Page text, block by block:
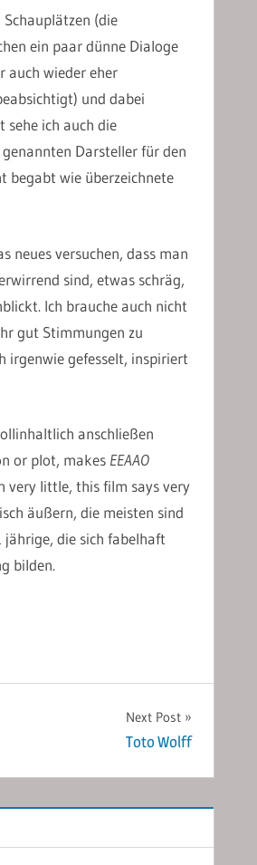
(die
ein paar dünne Dialoge
auch wieder eher
und dabei
ich auch die
Darsteller für den
begabt wie überzeichnete
neues versuchen, dass man
sind, etwas schräg,
Ich brauche auch nicht
gut Stimmungen zu
irgenwie gefesselt, inspiriert
anschließen
or plot, makes EEAAO
very little, this film says very
äußern, die meisten sind
die sich fabelhaft
bilden.
Next Post
Toto Wolff